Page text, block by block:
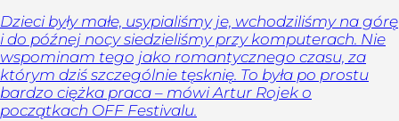
Dzieci były małe, usypialiśmy je, wchodziliśmy na górę
i do późnej nocy siedzieliśmy przy komputerach. Nie
wspominam tego jako romantycznego czasu, za
którym dziś szczególnie tęsknię. To była po prostu
bardzo ciężka praca – mówi Artur Rojek o
początkach OFF Festivalu.